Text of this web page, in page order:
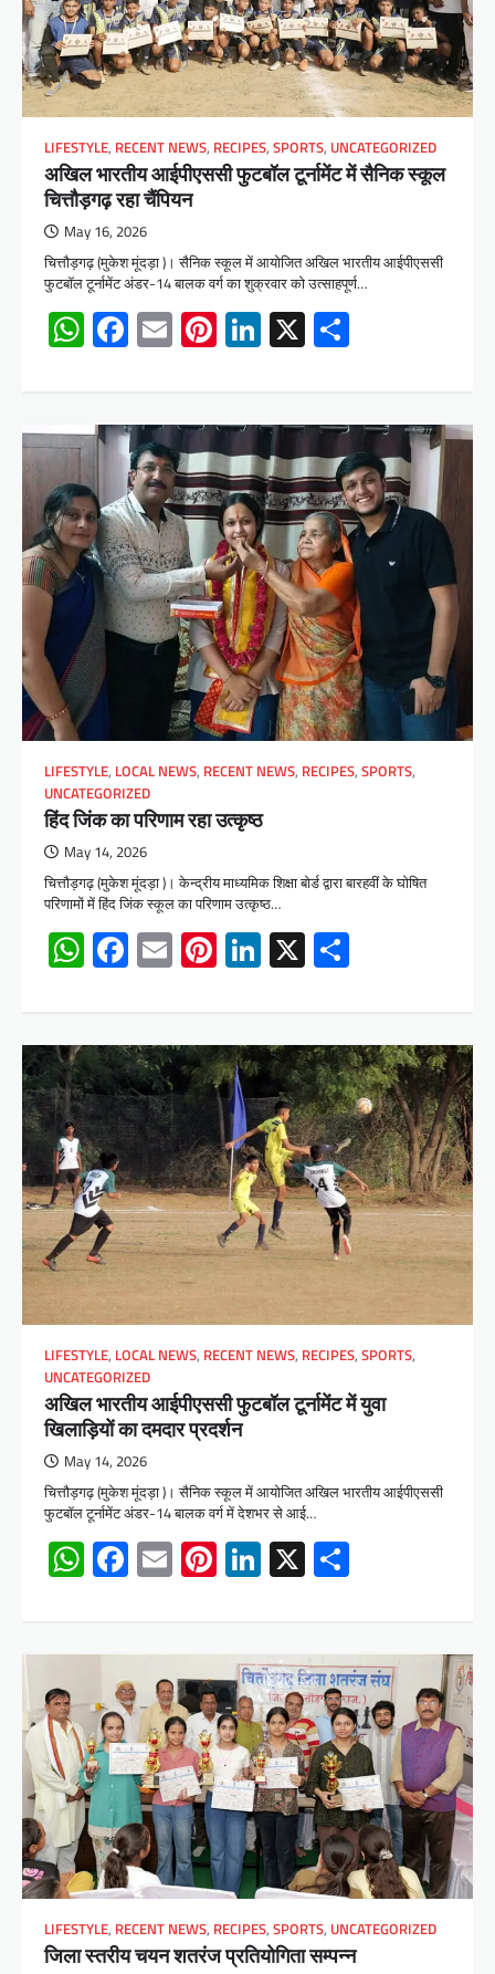
LIFESTYLE, RECENT NEWS, RECIPES, SPORTS, UNCATEGORIZED
अखिल भारतीय आईपीएससी फुटबॉल टूर्नामेंट में सैनिक स्कूल
चित्तौड़गढ़ रहा चैंपियन
May 16, 2026
चित्तौड़गढ़ (मुकेश मूंदड़ा )। सैनिक स्कूल में आयोजित अखिल भारतीय आईपीएससी
फुटबॉल टूर्नामेंट अंडर-14 बालक वर्ग का शुक्रवार को उत्साहपूर्ण…
WhatsApp
Facebook
EmailPinterest
LinkedIn
X
LIFESTYLE, LOCAL NEWS, RECENT NEWS, RECIPES, SPORTS,
UNCATEGORIZED
हिंद जिंक का परिणाम रहा उत्कृष्ठ
May 14, 2026
चित्तौड़गढ़ (मुकेश मूंदड़ा )। केन्द्रीय माध्यमिक शिक्षा बोर्ड द्वारा बारहवीं के घोषित
परिणामों में हिंद जिंक स्कूल का परिणाम उत्कृष्ठ…
WhatsApp
Facebook
EmailPinterest
LinkedIn
X
LIFESTYLE, LOCAL NEWS, RECENT NEWS, RECIPES, SPORTS,
UNCATEGORIZED
अखिल भारतीय आईपीएससी फुटबॉल टूर्नामेंट में युवा
खिलाड़ियों का दमदार प्रदर्शन
May 14, 2026
चित्तौड़गढ़ (मुकेश मूंदड़ा )। सैनिक स्कूल में आयोजित अखिल भारतीय आईपीएससी
फुटबॉल टूर्नामेंट अंडर-14 बालक वर्ग में देशभर से आई…
WhatsApp
Facebook
EmailPinterest
LinkedIn
X
LIFESTYLE, RECENT NEWS, RECIPES, SPORTS, UNCATEGORIZED
जिला स्तरीय चयन शतरंज प्रतियोगिता सम्पन्न